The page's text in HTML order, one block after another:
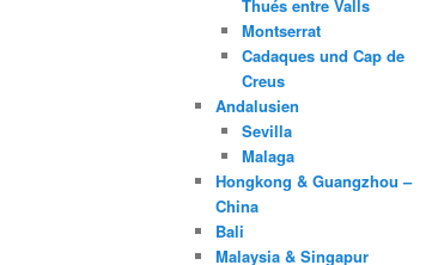
Thués entre Valls
Montserrat
Cadaques und Cap de
Creus
Andalusien
Sevilla
Malaga
Hongkong & Guangzhou –
China
Bali
Malaysia & Singapur